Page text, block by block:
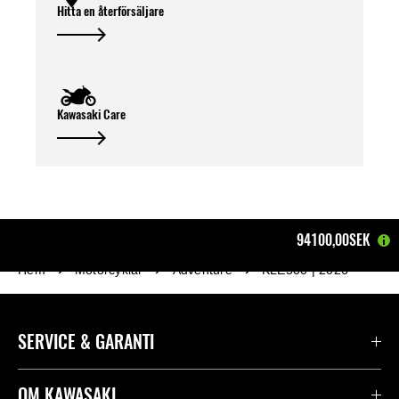
Hitta en återförsäljare
Kawasaki Care
94100,00SEK
Hem Motorcyklar Adventure KLE500 | 2026
SERVICE & GARANTI
Kontakta oss